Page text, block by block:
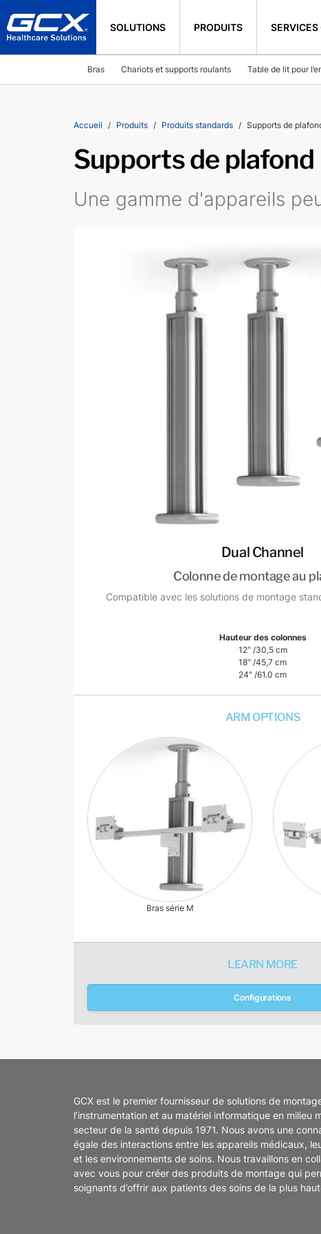
SOLUTIONS PRODUITS SERVICES
Bras Chariots et supports roulants Table de lit pour
Accueil Produits Produits standards Supports de
Supports de plafond
Une gamme d'appareils
Dual Channel
Colonne de montage au
Compatible avec les solutions de montage
Hauteur des colonnes
12″ /30,5 cm
18″ /45,7 cm
24″ /61.0 cm
ARM OPTIONS
Bras série M
LEARN MORE
Configurations
GCX est le premier fournisseur de solutions de
l’instrumentation et au matériel informatique en milieu
secteur de la santé depuis 1971. Nous avons une
égale des interactions entre les appareils médicaux,
et les environnements de soins. Nous travaillons en
avec vous pour créer des produits de montage qui
soignants d’offrir aux patients des soins de la plus